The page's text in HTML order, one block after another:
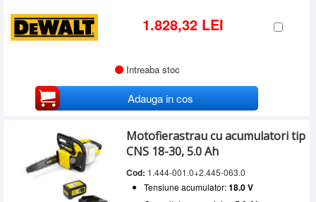
1.828,32 LEI
Intreaba stoc
Adauga in cos
Motofierastrau cu acumulatori tip
CNS 18-30, 5.0 Ah
Cod: 1.444-001.0+2.445-063.0
Tensiune acumulator:18.0 V